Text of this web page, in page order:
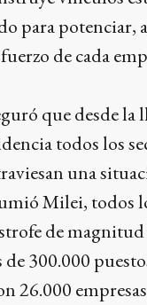
para potenciar,
de cada
que desde la
todos los
una
Milei, todos
de
300.000
26.000